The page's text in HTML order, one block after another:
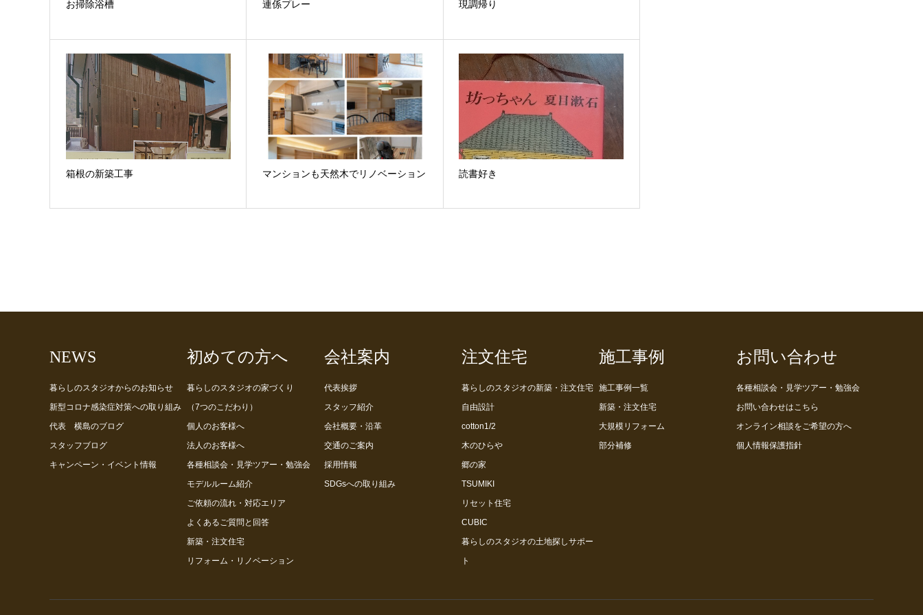
お掃除浴槽 連係プレー 現調帰り
箱根の新築工事 マンションも天然木でリノベーション 読書好き
NEWS
暮らしのスタジオからのお知らせ
新型コロナ感染症対策への取り組み
代表 横島のブログ
スタッフブログ
キャンペーン・イベント情報
初めての方へ
暮らしのスタジオの家づくり
（7つのこだわり）
個人のお客様へ
法人のお客様へ
各種相談会・見学ツアー・勉強会
モデルルーム紹介
ご依頼の流れ・対応エリア
よくあるご質問と回答
新築・注文住宅
リフォーム・リノベーション
会社案内
代表挨拶
スタッフ紹介
会社概要・沿革
交通のご案内
採用情報
SDGsへの取り組み
注文住宅
暮らしのスタジオの新築・注文住宅
自由設計
cotton1/2
木のひらや
郷の家
TSUMIKI
リセット住宅
CUBIC
暮らしのスタジオの土地探しサポー
ト
施工事例
施工事例一覧
新築・注文住宅
大規模リフォーム
部分補修
お問い合わせ
各種相談会・見学ツアー・勉強会
お問い合わせはこちら
オンライン相談をご希望の方へ
個人情報保護指針